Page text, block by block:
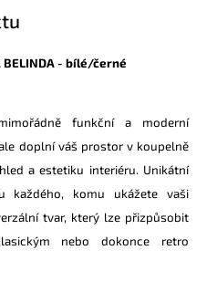
BELINDA - bílé/černé
funkční a moderní
doplní váš prostor v koupelně
a estetiku interiéru. Unikátní
každého, komu ukážete vaši
tvar, který lze přizpůsobit
nebo dokonce retro